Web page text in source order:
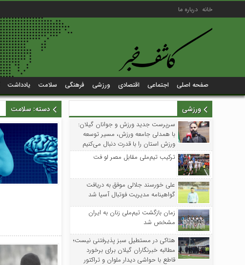
خانه درباره ما
صفحه اصلی اجتماعی اقتصادی ورزشی فرهنگی سلامت یادداشت
ورزشی
سرپرست جدید ورزش و جوانان گیلان:
با همدلی جامعه ورزش، مسیر توسعه
ورزش استان را با قدرت دنبال می‌کنیم
ترکیب تیم‌ملی مقابل مصر لو فت
علی خورسند جلالی موفق به دریافت
گواهینامه مدیریت فوتبال آسیا شد
زمان بازگشت تیم‌ملی زنان به ایران
مشخص شد
هتاکی در مستطیل سبز پذیرفتنی نیست؛
مطالبه خبرنگاران گیلان برای برخورد
قاطع با حواشی دیدار ملوان و تراکتور
دسته:سلامت